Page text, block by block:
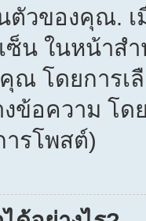
ตัวของคุณ.
ซ็น ในหน้าส
ณ โดยการ
ข้อความ โด
รโพสต์)